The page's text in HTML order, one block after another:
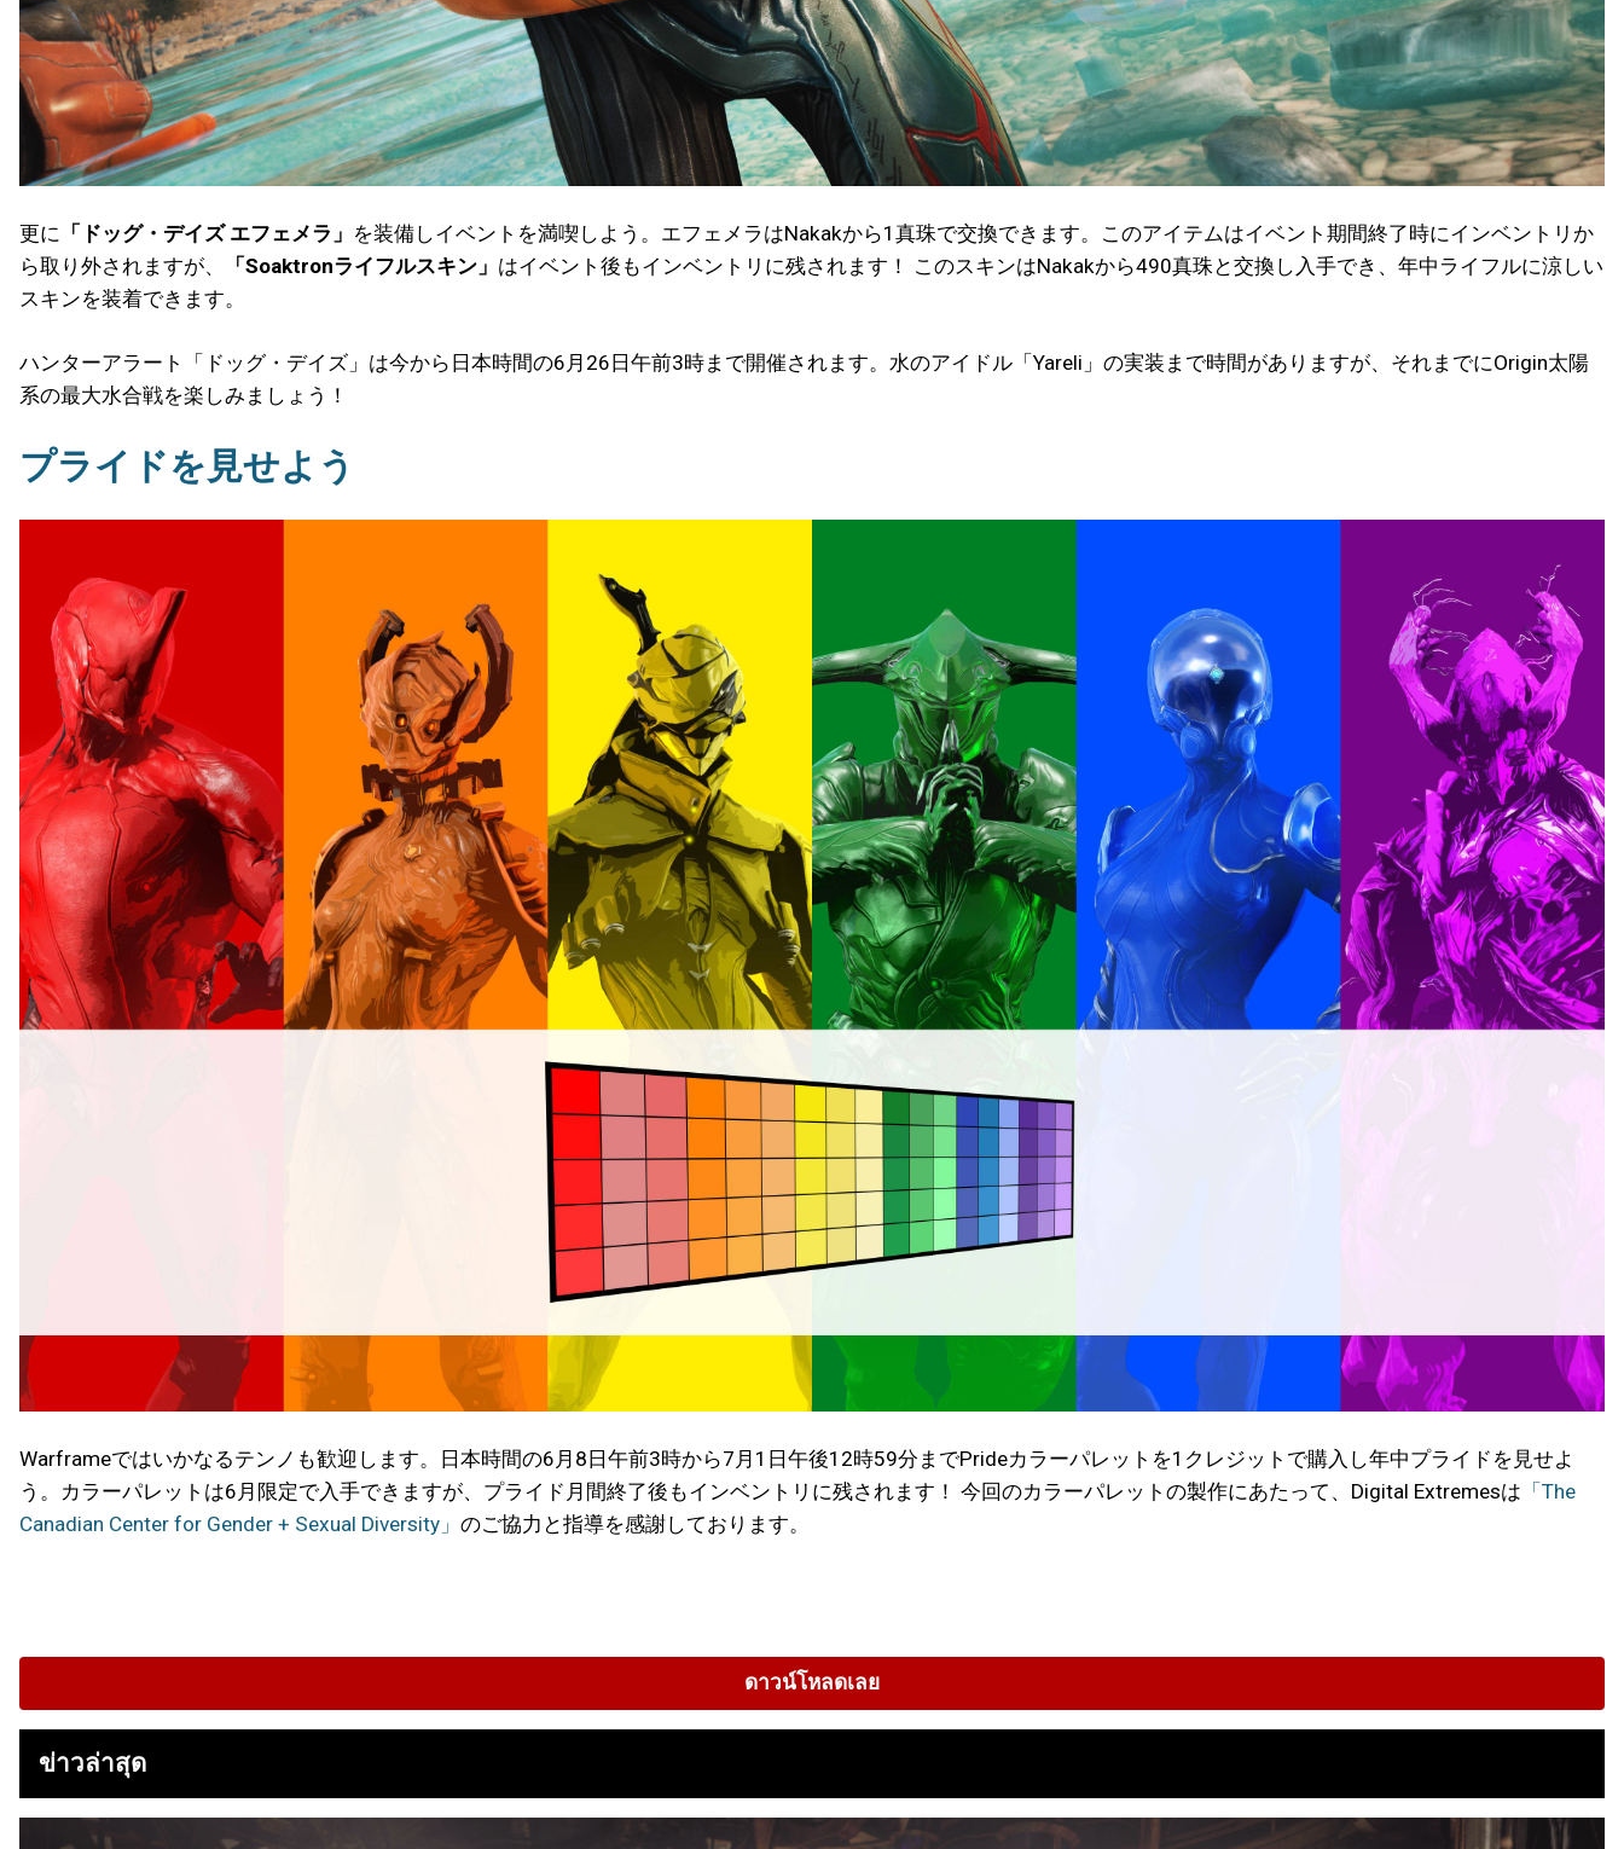
更に 「ドッグ・デイズ エフェメラ」 を装備しイベントを満喫しよう。エフェメラはNakakから1真珠で交換できます。このアイテムはイベント期間終了時にインベントリか
ら取り外されますが、
「Soaktronライフルスキン」 はイベント後もインベントリに残されます！ このスキンはNakakから490真珠と交換し入手でき、年中ライフルに涼しい
スキンを装着できます。
ハンターアラート「ドッグ・デイズ」は今から日本時間の6月26日午前3時まで開催されます。水のアイドル「Yareli」の実装まで時間がありますが、それまでにOrigin太陽
系の最大水合戦を楽しみましょう！
プライドを見せよう
Warframeではいかなるテンノも歓迎します。日本時間の6月8日午前3時から7月1日午後12時59分までPrideカラーパレットを1クレジットで購入し年中プライドを見せよ
う。カラーパレットは6月限定で入手できますが、プライド月間終了後もインベントリに残されます！ 今回のカラーパレットの製作にあたって、Digital Extremesは 「The
Canadian Center for Gender + Sexual Diversity」 のご協力と指導を感謝しております。
ดาวน์โหลดเลย
ข่าวล่าสุด